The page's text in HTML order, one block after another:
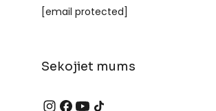
[email protected]
Sekojiet mums